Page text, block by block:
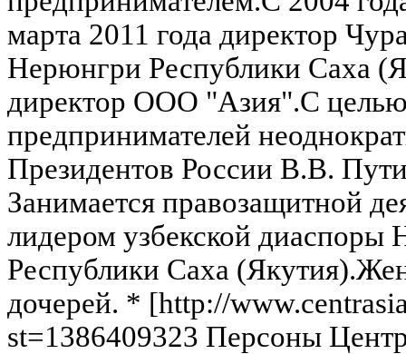
марта 2011 года директор
Нерюнгри Республики Саха
директор ООО "Азия".С
предпринимателей
Президентов России В.В.
Занимается правозащитной
лидером узбекской диаспоры
Республики Саха
дочерей. * [http://
st=1386409323 Персоны